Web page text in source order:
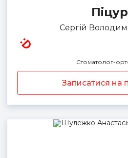
Піцур
Сергій
Стоматолог-
Записатися на